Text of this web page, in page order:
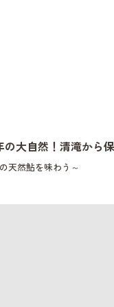
の大自然！清滝から
天然鮎を味わう～